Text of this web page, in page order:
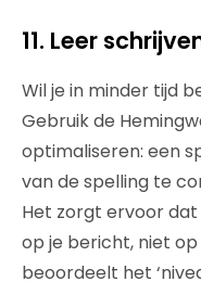
11. Leer
Wil je in minder tijd
Gebruik de
optimaliseren: een
van de spelling te
Het zorgt ervoor
op je bericht, niet
beoordeelt het